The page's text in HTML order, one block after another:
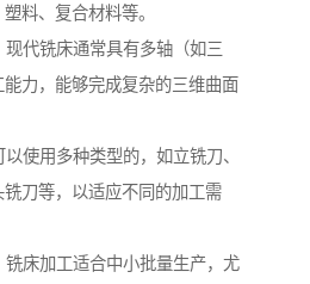
料、复合材料等。
代铣床通常具有多轴（如三
力，能够完成复杂的三维曲面
使用多种类型的，如立铣刀、
刀等，以适应不同的加工需
床加工适合中小批量生产，尤